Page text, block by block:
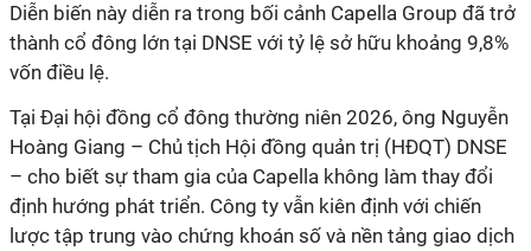
Diễn biến này diễn ra trong bối cảnh Capella Group đã trở
thành cổ đông lớn tại DNSE với tỷ lệ sở hữu khoảng 9,8%
vốn điều lệ.
Tại Đại hội đồng cổ đông thường niên 2026, ông Nguyễn
Hoàng Giang – Chủ tịch Hội đồng quản trị (HĐQT) DNSE
– cho biết sự tham gia của Capella không làm thay đổi
định hướng phát triển. Công ty vẫn kiên định với chiến
lược tập trung vào chứng khoán số và nền tảng giao dịch